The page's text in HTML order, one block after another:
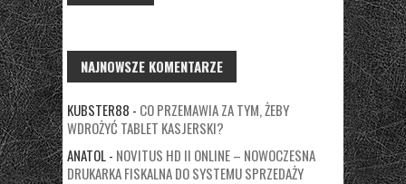
NAJNOWSZE KOMENTARZE
KUBSTER88 - CO PRZEMAWIA ZA TYM, ŻEBY
WDROŻYĆ TABLET KASJERSKI?
ANATOL- NOVITUS HD II ONLINE – NOWOCZESNA
DRUKARKA FISKALNA DO SYSTEMU SPRZEDAŻY